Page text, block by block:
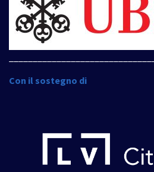
Con il sostegno di